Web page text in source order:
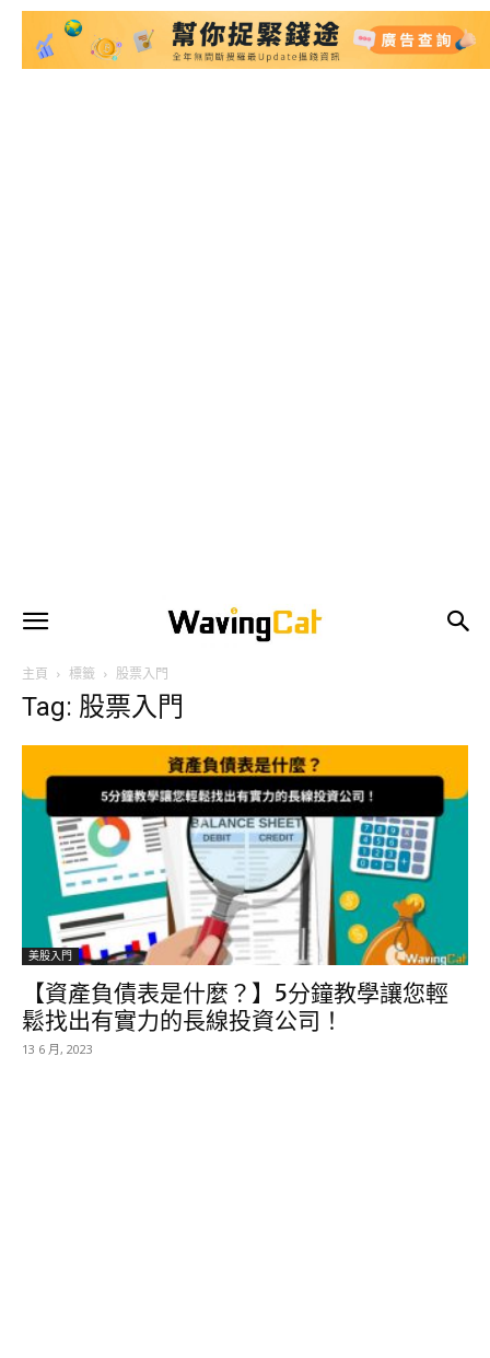
主頁 標籤 股票入門
Tag: 股票入門
美股入門
【資產負債表是什麼？】5分鐘教學讓您輕
鬆找出有實力的長線投資公司！
13 6 月, 2023